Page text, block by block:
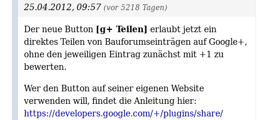
25.04.2012, 09:57 (vor 5218 Tagen)
Der neue Button [g+ Teilen] erlaubt jetzt ein
direktes Teilen von Bauforumseinträgen auf Google+,
ohne den jeweiligen Eintrag zunächst mit +1 zu
bewerten.
Wer den Button auf seiner eigenen Website
verwenden will, findet die Anleitung hier:
https://developers.google.com/+/plugins/share/